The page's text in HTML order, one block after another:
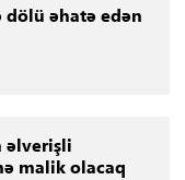
əhatə edən
əlverişli
malik olacaq